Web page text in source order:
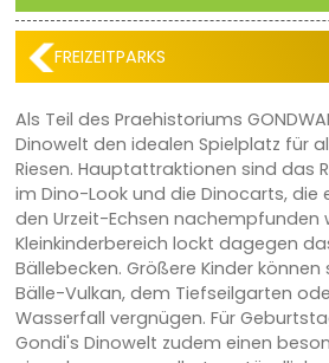
FREIZEITPARKS
Als Teil des Praehistoriums
Dinowelt den idealen Spielplatz für
Riesen. Hauptattraktionen sind das
im Dino-Look und die Dinocarts, die
den Urzeit-Echsen nachempfunden
Kleinkinderbereich lockt dagegen
Bällebecken. Größere Kinder
Bälle-Vulkan, dem Tiefseilgarten
Wasserfall vergnügen. Für
Gondi's Dinowelt zudem einen